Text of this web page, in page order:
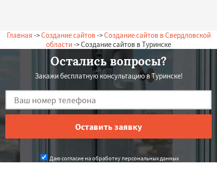
Главная ->Создание сайтов ->Создание сайтов в Свердловской
области-> Создание сайтов в Туринске
Остались вопросы?
Закажи бесплатную консультацию в Туринске!
Даю согласие на обработку персональных данных